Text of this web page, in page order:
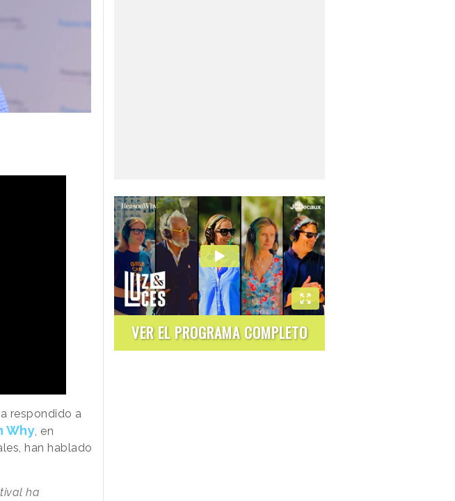
respondido a
Why , en
han hablado
ha
VER EL PROGRAMA COMPLETO